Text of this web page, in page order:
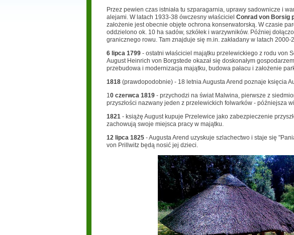
Przez pewien czas istniała tu szparagarnia, uprawy sadownicze i
alejami. W latach 1933-38 ówczesny właściciel Conrad von Borsig
założenie jest obecnie objęte ochrona konserwatorską. W czasie
oddzielono ok. 10 ha sadów, szkółek i warzywników. Później
granicznego rowu. Tam znajduje się m.in. zakładany w latach 2000-
6 lipca 1799 - ostatni właściciel majątku przelewickiego z rodu von
August Heinrich von Borgstede okazał się doskonałym
przebudowa i modernizacja majątku, budowa pałacu i założenie
1818 (prawdopodobnie) - 18 letnia Augusta Arend poznaje księcia
10 czerwca 1819 - przychodzi na świat Malwina, pierwsze z
przyszłości nazwany jeden z przelewickich folwarków - późniejsza
1821 - książę August kupuje Przelewice jako zabezpieczenie
zachowują swoje miejsca pracy w majątku.
12 lipca 1825 - Augusta Arend uzyskuje szlachectwo i staje się
von Prillwitz będą nosić jej dzieci.